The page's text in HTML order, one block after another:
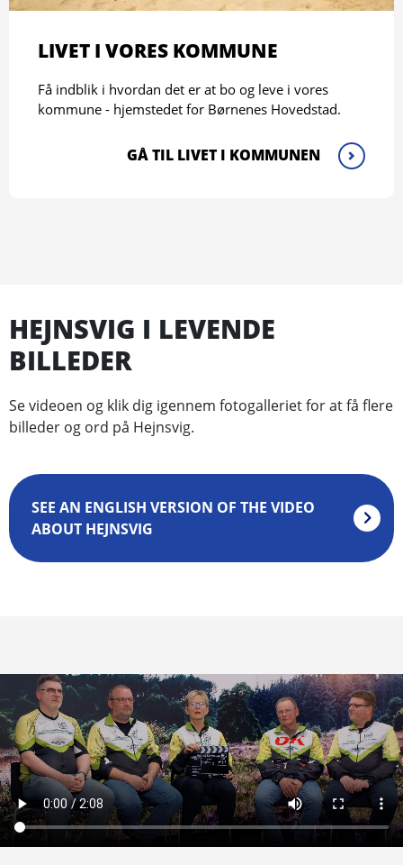
LIVET I VORES KOMMUNE
Få indblik i hvordan det er at bo og leve i vores
kommune - hjemstedet for Børnenes Hovedstad.
GÅ TIL LIVET I KOMMUNEN
HEJNSVIG I LEVENDE
BILLEDER
Se videoen og klik dig igennem fotogalleriet for at få flere
billeder og ord på Hejnsvig.
SEE AN ENGLISH VERSION OF THE VIDEO
ABOUT HEJNSVIG